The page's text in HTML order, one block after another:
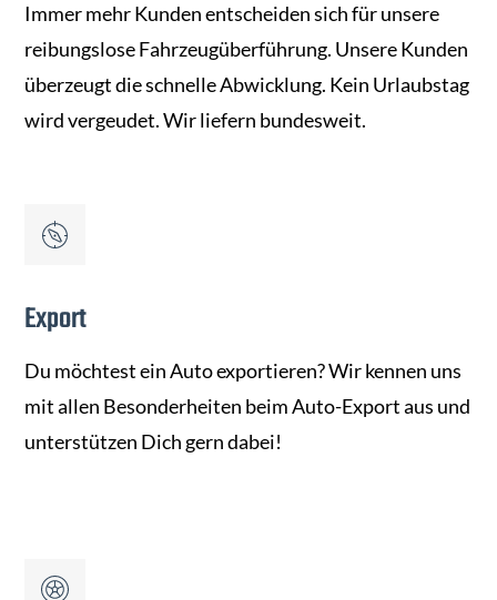
Immer mehr Kunden entscheiden sich für unsere
reibungslose Fahrzeugüberführung. Unsere Kunden
überzeugt die schnelle Abwicklung. Kein Urlaubstag
wird vergeudet. Wir liefern bundesweit.
Export
Du möchtest ein Auto exportieren? Wir kennen uns
mit allen Besonderheiten beim Auto-Export aus und
unterstützen Dich gern dabei!